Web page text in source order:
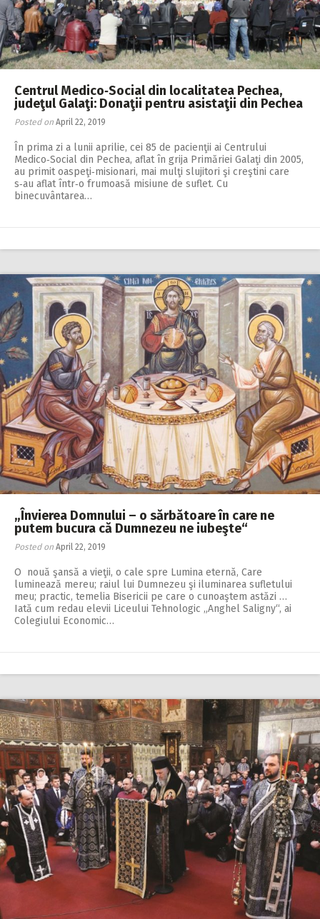
Centrul Medico‑Social din localitatea Pechea,
judeţul Galaţi: Donaţii pentru asistaţii din Pechea
Posted on April 22, 2019
În prima zi a lunii aprilie, cei 85 de pacienţii ai Centrului
Medico‑Social din Pechea, aflat în grija Primăriei Galaţi din 2005,
au primit oaspeţi‑misionari, mai mulţi slujitori şi creştini care
s‑au aflat într‑o frumoasă misiune de suflet. Cu
binecuvântarea…
„Învierea Domnului – o sărbătoare în care ne
putem bucura că Dumnezeu ne iubeşte“
Posted on April 22, 2019
O nouă şansă a vieţii, o cale spre Lumina eternă, Care
luminează mereu; raiul lui Dumnezeu şi iluminarea sufletului
meu; practic, temelia Bisericii pe care o cunoaştem astăzi …
Iată cum redau elevii Liceului Tehnologic „Anghel Saligny“, ai
Colegiului Economic…